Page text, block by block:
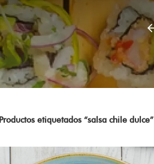
Productos etiquetados “salsa chile dulce”